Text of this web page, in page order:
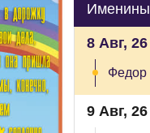
Именины
8 Авг, 26
Федор
9 Авг, 26